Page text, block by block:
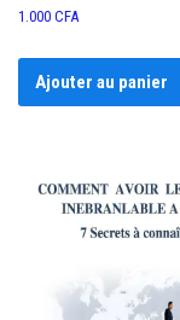
1.000 CFA
Ajouter au panier